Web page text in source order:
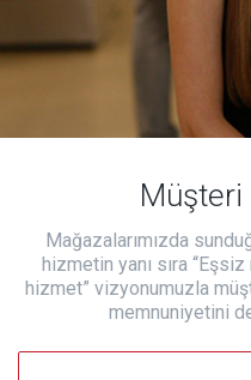
Müşteri
Mağazalarımızda
hizmetin yanı sıra
hizmet” vizyonumuzla
memnuniyetini